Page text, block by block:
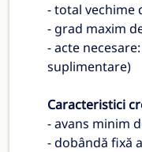
- total vechime
- grad maxim
- acte
suplimentare)
Caracteristici
- avans minim
- dobândă fixă